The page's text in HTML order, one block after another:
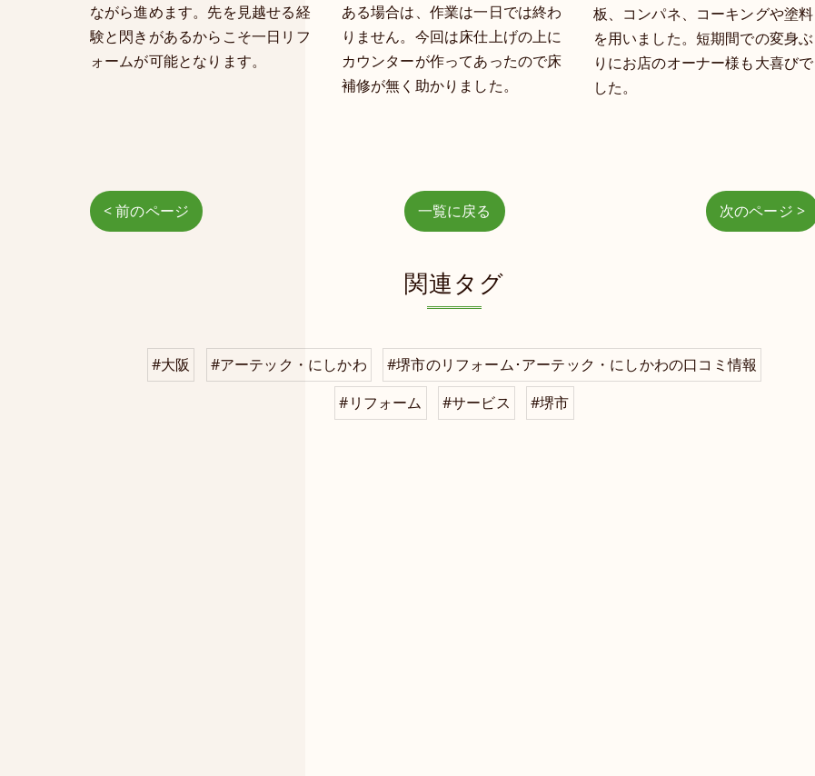
ながら進めます。先を見越せる経
験と閃きがあるからこそ一日リフ
ォームが可能となります。
ある場合は、作業は一日では終わ
りません。今回は床仕上げの上に
カウンターが作ってあったので床
補修が無く助かりました。
板、コンパネ、コーキングや塗料
を用いました。短期間での変身ぶ
りにお店のオーナー様も大喜びで
した。
< 前のページ 一覧に戻る 次のページ >
関連タグ
#大阪 #アーテック・にしかわ
#堺市のリフォーム･アーテック・にしかわの口コミ情報
#リフォーム
#サービス #堺市